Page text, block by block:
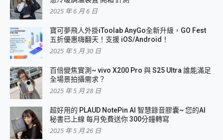
2025 年 6 月 6 日
寶可夢飛人外掛iToolab AnyGo全新升級，GO Fest
五折優惠嗨翻天！支援 iOS/Android！
2025 年 5 月 30 日
百倍變焦實測~ vivo X200 Pro 與 S25 Ultra 誰能滿足
全場景拍攝需求？
2025 年 5 月 28 日
超好用的 PLAUD NotePin AI 智慧錄音膠囊~ 您的AI
秘書已上線 每月免費送你 300分鐘轉寫
2025 年 5 月 26 日